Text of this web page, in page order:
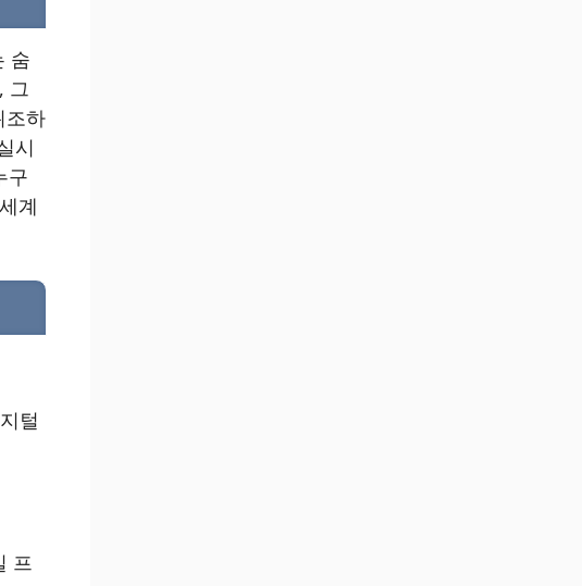
숨
그
조하
시
구
계
털
프